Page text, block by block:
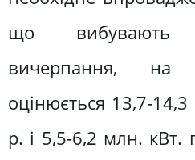
що вибувають
вичерпання, на
оцінюється 13,7-
р. і 5,5-6,2 млн. кВт.